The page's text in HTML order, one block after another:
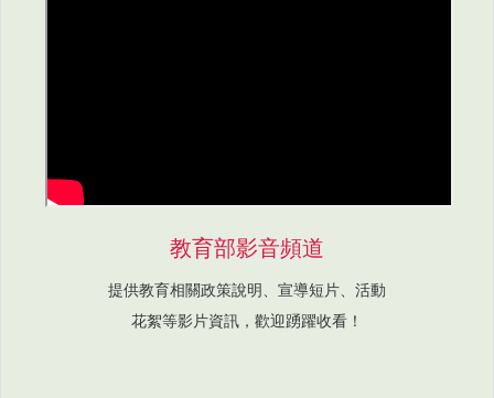
教育部影音頻道
提供教育相關政策說明、宣導短片、活動
花絮等影片資訊，歡迎踴躍收看！